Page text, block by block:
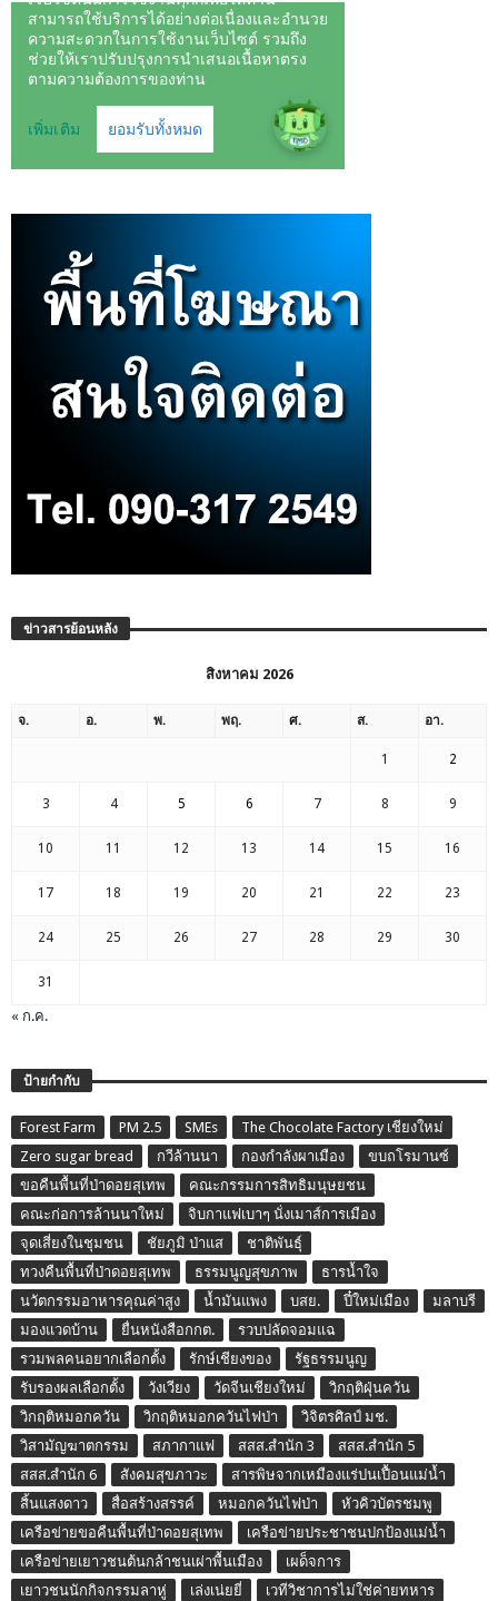
ข่าวสารย้อนหลัง
สิงหาคม 2026
จ. อ. พ. พฤ. ศ. ส. อา.
1 2
3 4 5 6 7 8 9
10 11 12 13 14 15 16
17 18 19 20 21 22 23
24 25 26 27 28 29 30
31
« ก.ค.
ป้ายกำกับ
Forest Farm PM 2.5 SMEs
The Chocolate Factory เชียงใหม่
Zero sugar bread
กวีล้านนา กองกำลังผาเมือง
ขบถโรมานซ์
ขอคืนพื้นที่ป่าดอยสุเทพ
คณะกรรมการสิทธิมนุษยชน
คณะก่อการล้านนาใหม่
จิบกาแฟเบาๆ นั่งเมาส์การเมือง
จุดเสี่ยงในชุมชน
ชัยภูมิ ป่าแส
ชาติพันธุ์
ทวงคืนพื้นที่ป่าดอยสุเทพ
ธรรมนูญสุขภาพ
ธารน้ำใจ
นวัตกรรมอาหารคุณค่าสูง
น้ำมันแพง บสย. ปี๋ใหม่เมือง
มลาบรี
มองแวดบ้าน
ยื่นหนังสือกกต.
รวบปลัดจอมแฉ
รวมพลคนอยากเลือกตั้ง
รักษ์เชียงของ
รัฐธรรมนูญ
รับรองผลเลือกตั้ง
วังเวียง วัดจีนเชียงใหม่
วิกฤติฝุ่นควัน
วิกฤติหมอกควัน
วิกฤติหมอกควันไฟป่า
วิจิตรศิลป์ มช.
วิสามัญฆาตกรรม
สภากาแฟ สสส.สำนัก 3
สสส.สำนัก 5
สสส.สำนัก 6
สังคมสุขภาวะ
สารพิษจากเหมืองแร่ปนเปื้อนแม่น้ำ
สิ้นแสงดาว
สื่อสร้างสรรค์ หมอกควันไฟป่า
หัวคิวบัตรชมพู
เครือข่ายขอคืนพื้นที่ป่าดอยสุเทพ
เครือข่ายประชาชนปกป้องแม่น้ำ
เครือข่ายเยาวชนต้นกล้าชนเผ่าพื้นเมือง
เผด็จการ
เยาวชนนักกิจกรรมลาหู่
เล่งเน่ยยี่ เวทีวิชาการไม่ใช่ค่ายทหาร